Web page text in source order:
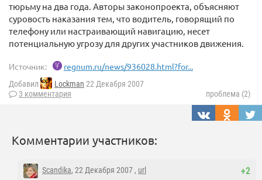
тюрьму на два года. Авторы законопроекта, объясняют
суровость наказания тем, что водитель, говорящий по
телефону или настраивающий навигацию, несет
потенциальную угрозу для других участников движения.
Источник: regnum.ru/news/936028.html?for...
Добавил Lockman 22 Декабря 2007
3 комментария
проблема (2)
Комментарии участников:
+2
Scandika, 22 Декабря 2007 , url